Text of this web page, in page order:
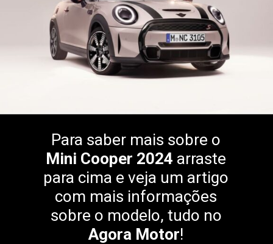
Para saber mais sobre o
Mini Cooper 2024 arraste
para cima e veja um artigo
com mais informações
sobre o modelo, tudo no
Agora Motor!